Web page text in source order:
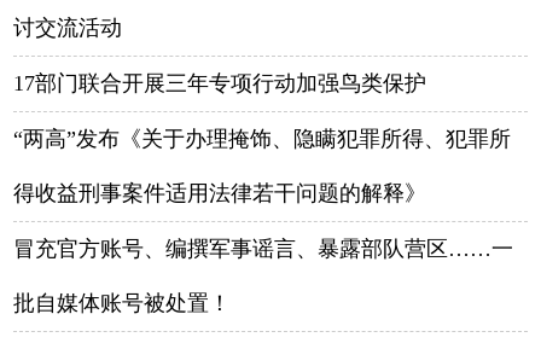
讨交流活动
17部门联合开展三年专项行动加强鸟类保护
“两高”发布《关于办理掩饰、隐瞒犯罪所得、犯罪所
得收益刑事案件适用法律若干问题的解释》
冒充官方账号、编撰军事谣言、暴露部队营区……一
批自媒体账号被处置！